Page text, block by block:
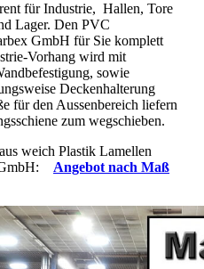
für Industrie, Hallen, Tore
Lager. Den PVC
GmbH für Sie komplett
Vorhang wird mit
sowie
Deckenhalterung
für den Aussenbereich liefern
zum wegschieben.
weich Plastik Lamellen
Angebot nach Maß